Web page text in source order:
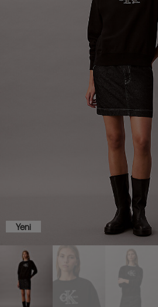
Yeni